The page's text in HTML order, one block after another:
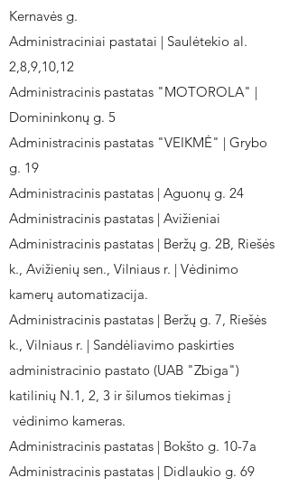
Kernavės g.
Administraciniai pastatai | Saulėtekio al.
2,8,9,10,12
Administracinis pastatas "MOTOROLA" |
Domininkonų g. 5
Administracinis pastatas "VEIKMĖ" | Grybo
g. 19
Administracinis pastatas | Aguonų g. 24
Administracinis pastatas | Avižieniai
Administracinis pastatas | Beržų g. 2B, Riešės
k., Avižienių sen., Vilniaus r. | Vėdinimo
kamerų automatizacija.
Administracinis pastatas | Beržų g. 7, Riešės
k., Vilniaus r. | Sandėliavimo paskirties
administracinio pastato (UAB "Zbiga")
katilinių N.1, 2, 3 ir šilumos tiekimas į
vėdinimo kameras.
Administracinis pastatas | Bokšto g. 10-7a
Administracinis pastatas | Didlaukio g. 69